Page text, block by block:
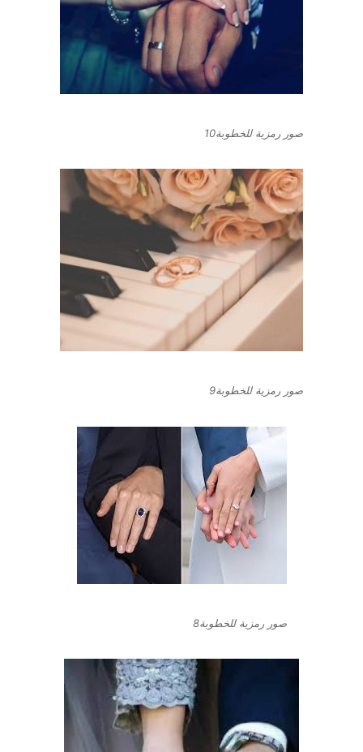
صور رمزية للخطوبة10
صور رمزية للخطوبة9
صور رمزية للخطوبة8